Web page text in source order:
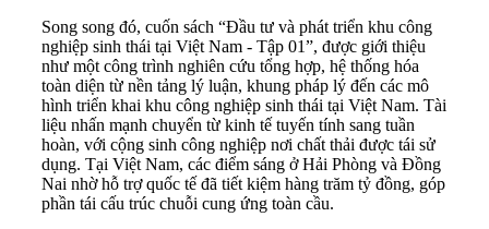
Song song đó, cuốn sách “Đầu tư và phát triển khu công
nghiệp sinh thái tại Việt Nam - Tập 01”, được giới thiệu
như một công trình nghiên cứu tổng hợp, hệ thống hóa
toàn diện từ nền tảng lý luận, khung pháp lý đến các mô
hình triển khai khu công nghiệp sinh thái tại Việt Nam. Tài
liệu nhấn mạnh chuyển từ kinh tế tuyến tính sang tuần
hoàn, với cộng sinh công nghiệp nơi chất thải được tái sử
dụng. Tại Việt Nam, các điểm sáng ở Hải Phòng và Đồng
Nai nhờ hỗ trợ quốc tế đã tiết kiệm hàng trăm tỷ đồng, góp
phần tái cấu trúc chuỗi cung ứng toàn cầu.